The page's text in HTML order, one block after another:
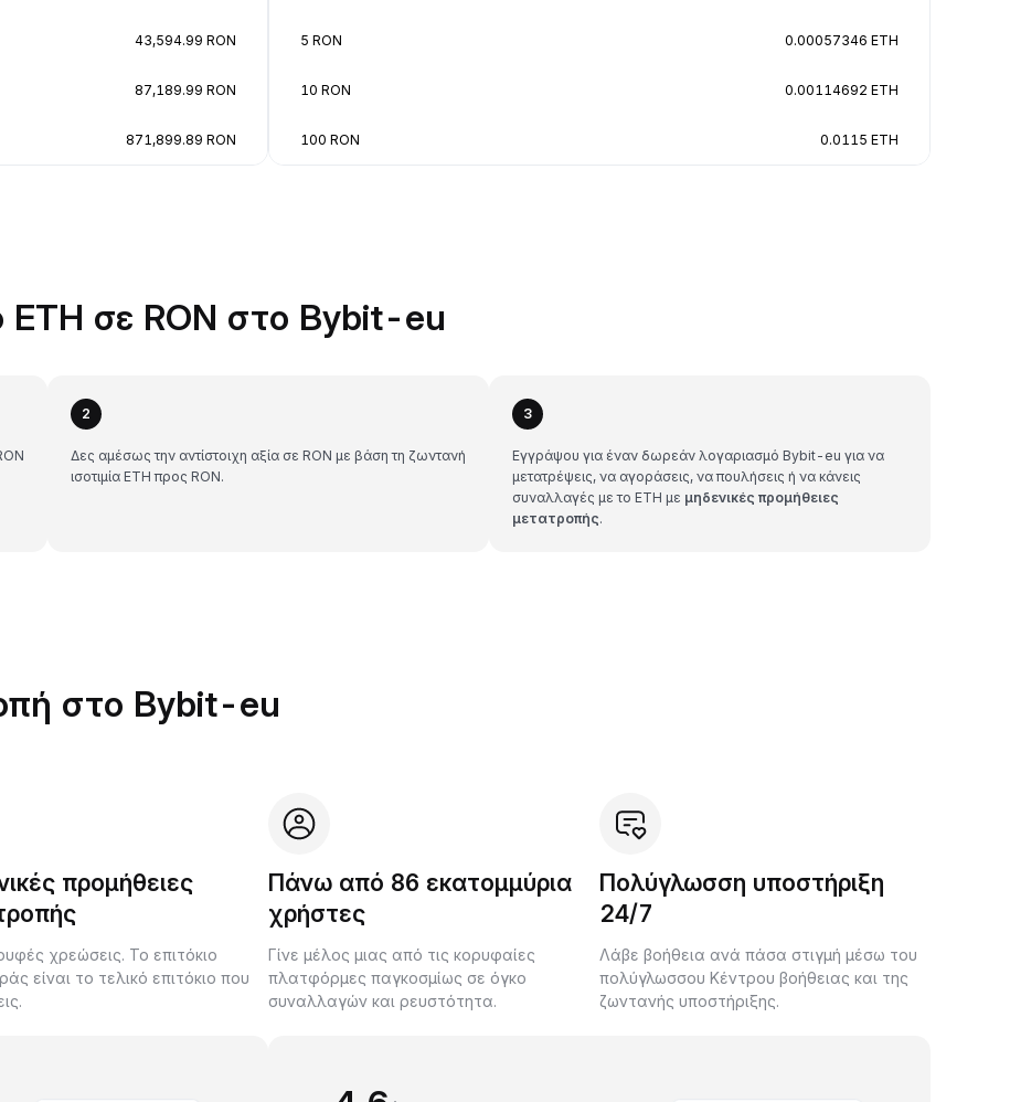
43,594.99 RON
87,189.99 RON
871,899.89 RON
5 RON 0.00057346 ETH
10 RON 0.00114692 ETH
100 RON 0.0115 ETH
σε RON στο Bybit-eu
2
Δες αμέσως την αντίστοιχη αξία σε RON με βάση τη ζωντανή
ισοτιμία ETH προς RON.
3
Εγγράψου για έναν δωρεάν λογαριασμό Bybit-eu για να
μετατρέψεις, να αγοράσεις, να πουλήσεις ή να κάνεις
συναλλαγές με το ETH με μηδενικές προμήθειες
μετατροπής.
στο Bybit-eu
προμήθειες
χρεώσεις. Το επιτόκιο
είναι το τελικό επιτόκιο που
Πάνω από 86 εκατομμύρια
χρήστες
Γίνε μέλος μιας από τις κορυφαίες
πλατφόρμες παγκοσμίως σε όγκο
συναλλαγών και ρευστότητα.
Πολύγλωσση υποστήριξη
24/7
Λάβε βοήθεια ανά πάσα στιγμή μέσω του
πολύγλωσσου Κέντρου βοήθειας και της
ζωντανής υποστήριξης.